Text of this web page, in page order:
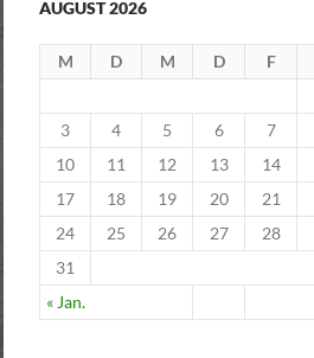
AUGUST 2026
M D M D F
« Jan.
3
4 5 6 7
10
11 12 13 14
17
18 19 20 21
24
25 26 27 28
31